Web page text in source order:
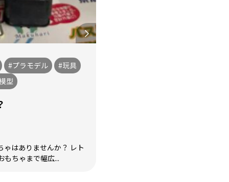
#プラモデル
#玩具
型
はありませんか？ レト
もちゃまで幅広...